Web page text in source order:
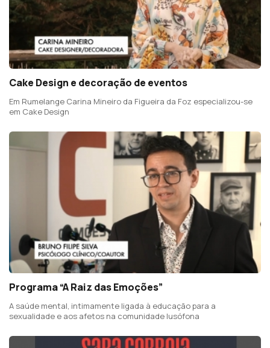
Cake Design e decoração de eventos
Em Rumelange Carina Mineiro da Figueira da Foz especializou-se
em Cake Design
Programa “A Raiz das Emoções”
A saúde mental, intimamente ligada à educação para a
sexualidade e aos afetos na comunidade lusófona